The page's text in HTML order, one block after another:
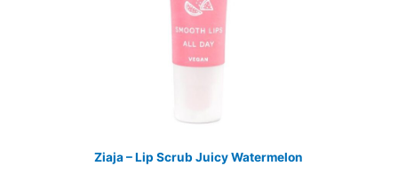
Ziaja – Lip Scrub Juicy Watermelon